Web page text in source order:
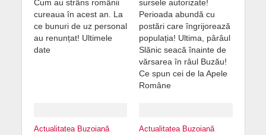
Cum au strâns românii
cureaua în acest an. La
ce bunuri de uz personal
au renunțat! Ultimele
date
sursele autorizate!
Perioada abundă cu
postări care îngrijorează
populația! Ultima, pârâul
Slănic seacă înainte de
vărsarea în râul Buzău!
Ce spun cei de la Apele
Române
Actualitatea Buzoiană Actualitatea Buzoiană